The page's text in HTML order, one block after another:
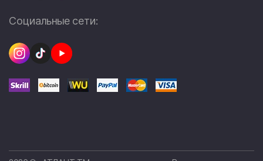
Социальные сети: